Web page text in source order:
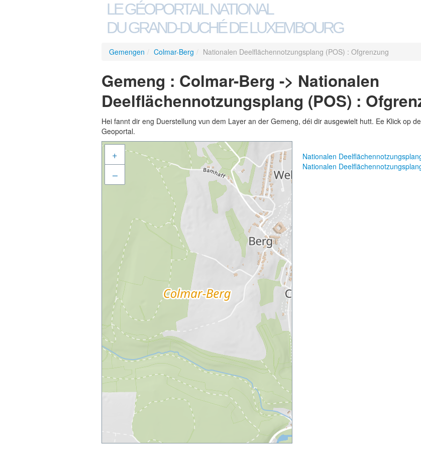
LE GÉOPORTAIL NATIONAL
DU GRAND-DUCHÉ DE LUXEMBOURG
Gemengen / Colmar-Berg / Nationalen Deelflächennotzungsplang (POS) : Ofgrenzung
Gemeng : Colmar-Berg -> Nationalen
Deelflächennotzungsplang (POS) :
Hei fannt dir eng Duerstellung vun dem Layer an der Gemeng, déi dir ausgewielt hutt. Ee Klick op
Geoportal.
+
–
Nationalen
Nationalen